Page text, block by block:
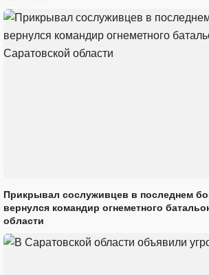
Прикрывал сослуживцев в последнем
вернулся командир огнеметного
области